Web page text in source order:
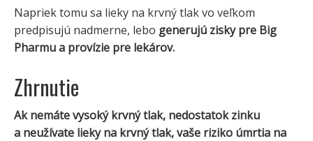
Napriek tomu sa lieky na krvný tlak vo veľkom
predpisujú nadmerne, lebo generujú zisky pre Big
Pharmu a provízie pre lekárov.
Zhrnutie
Ak nemáte vysoký krvný tlak, nedostatok zinku
a neužívate lieky na krvný tlak, vaše riziko úmrtia na